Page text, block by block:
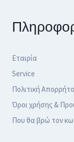
Εταιρία
Service
Πολιτική
Όροι χρήσης &
Που θα βρώ τον